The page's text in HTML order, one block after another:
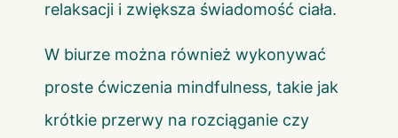
relaksacji i zwiększa świadomość ciała.
W biurze można również wykonywać
proste ćwiczenia mindfulness, takie jak
krótkie przerwy na rozciąganie czy